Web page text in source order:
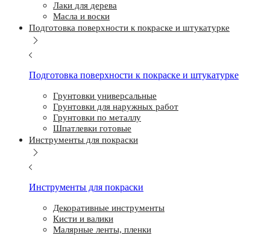
Лаки для дерева
Масла и воски
Подготовка поверхности к покраске и штукатурке
Подготовка поверхности к покраске и штукатурке
Грунтовки универсальные
Грунтовки для наружных работ
Грунтовки по металлу
Шпатлевки готовые
Инструменты для покраски
Инструменты для покраски
Декоративные инструменты
Кисти и валики
Малярные ленты, пленки